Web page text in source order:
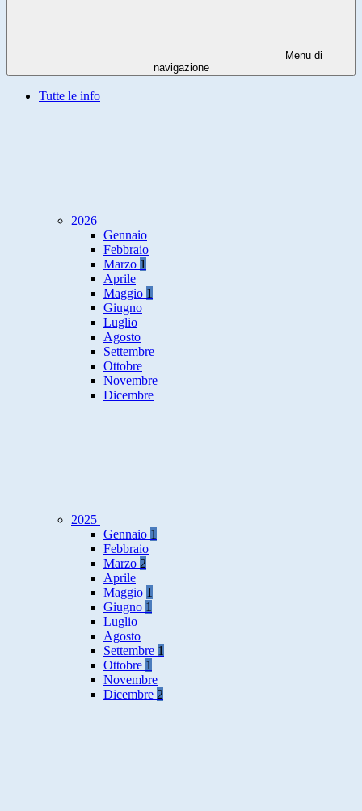
Menu di
navigazione
Tutte le info
2026
Gennaio
Febbraio
Marzo 1
Aprile
Maggio 1
Giugno
Luglio
Agosto
Settembre
Ottobre
Novembre
Dicembre
2025
Gennaio 1
Febbraio
Marzo 2
Aprile
Maggio 1
Giugno 1
Luglio
Agosto
Settembre 1
Ottobre 1
Novembre
Dicembre 2